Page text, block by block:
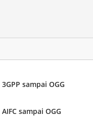
3GPP sampai OGG
AIFC sampai OGG